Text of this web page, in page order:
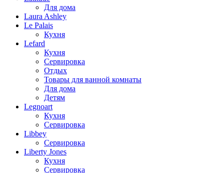
Для дома
Laura Ashley
Le Palais
Кухня
Lefard
Кухня
Сервировка
Отдых
Товары для ванной комнаты
Для дома
Детям
Legnoart
Кухня
Сервировка
Libbey
Сервировка
Liberty Jones
Кухня
Сервировка